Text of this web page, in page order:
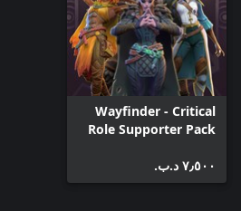
Wayfinder - Critical
Role Supporter Pack
٧٫٥٠٠ د.ب.‏